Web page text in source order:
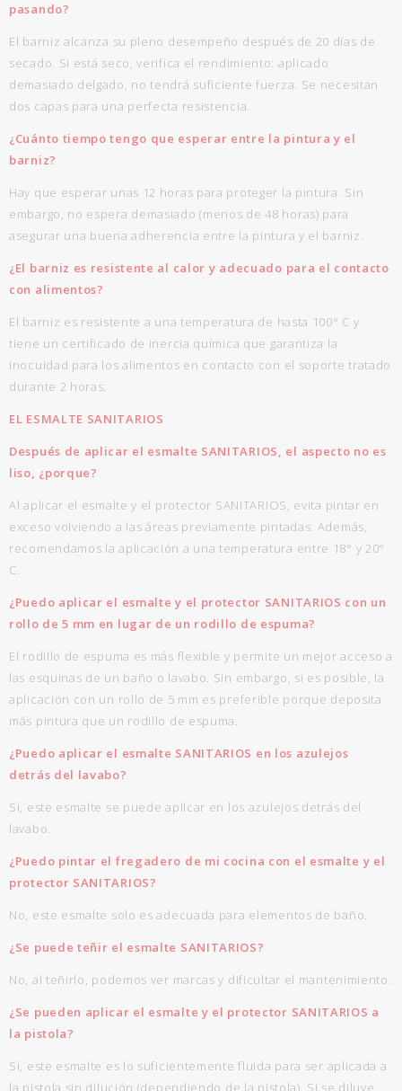
pasando?
El barniz alcanza su pleno desempeño después de 20 días de
secado. Si está seco, verifica el rendimiento: aplicado
demasiado delgado, no tendrá suficiente fuerza. Se necesitan
dos capas para una perfecta resistencia.
¿Cuánto tiempo tengo que esperar entre la pintura y el
barniz?
Hay que esperar unas 12 horas para proteger la pintura. Sin
embargo, no espera demasiado (menos de 48 horas) para
asegurar una buena adherencia entre la pintura y el barniz.
¿El barniz es resistente al calor y adecuado para el contacto
con alimentos?
El barniz es resistente a una temperatura de hasta 100° C y
tiene un certificado de inercia química que garantiza la
inocuidad para los alimentos en contacto con el soporte tratado
durante 2 horas.
EL ESMALTE SANITARIOS
Después de aplicar el esmalte SANITARIOS, el aspecto no es
liso, ¿porque?
Al aplicar el esmalte y el protector SANITARIOS, evita pintar en
exceso volviendo a las áreas previamente pintadas. Además,
recomendamos la aplicación a una temperatura entre 18° y 20°
C.
¿Puedo aplicar el esmalte y el protector SANITARIOS con un
rollo de 5 mm en lugar de un rodillo de espuma?
El rodillo de espuma es más flexible y permite un mejor acceso a
las esquinas de un baño o lavabo. Sin embargo, si es posible, la
aplicación con un rollo de 5 mm es preferible porque deposita
más pintura que un rodillo de espuma.
¿Puedo aplicar el esmalte SANITARIOS en los azulejos
detrás del lavabo?
Sí, este esmalte se puede aplicar en los azulejos detrás del
lavabo.
¿Puedo pintar el fregadero de mi cocina con el esmalte y el
protector SANITARIOS?
No, este esmalte solo es adecuada para elementos de baño.
¿Se puede teñir el esmalte SANITARIOS?
No, al teñirlo, podemos ver marcas y dificultar el mantenimiento.
¿Se pueden aplicar el esmalte y el protector SANITARIOS a
la pistola?
Sí, este esmalte es lo suficientemente fluida para ser aplicada a
la pistola sin dilución (dependiendo de la pistola). Si se diluye,